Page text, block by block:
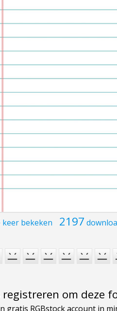
keer bekeken 2197
registreren om deze